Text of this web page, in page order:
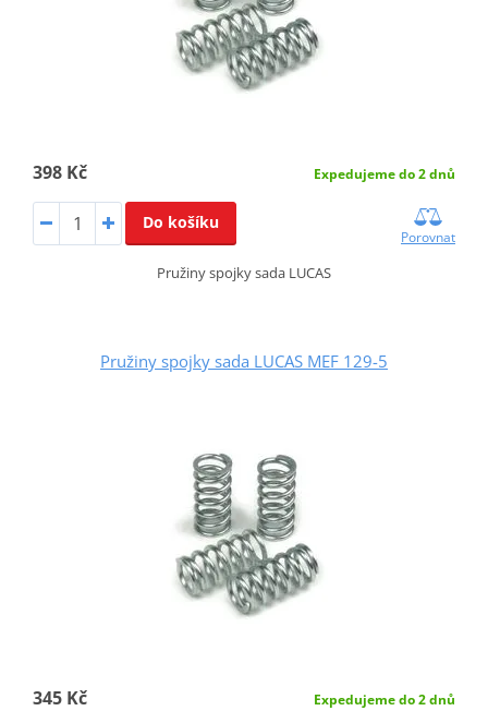
398 Kč Expedujeme do 2 dnů
Do košíku
Porovnat
Pružiny spojky sada LUCAS
Pružiny spojky sada LUCAS MEF 129-5
345 Kč Expedujeme do 2 dnů